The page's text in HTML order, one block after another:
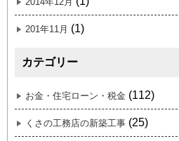
201年11月 (1)
カテゴリー
お金・住宅ローン・税金 (112)
くさの工務店の新築工事 (25)